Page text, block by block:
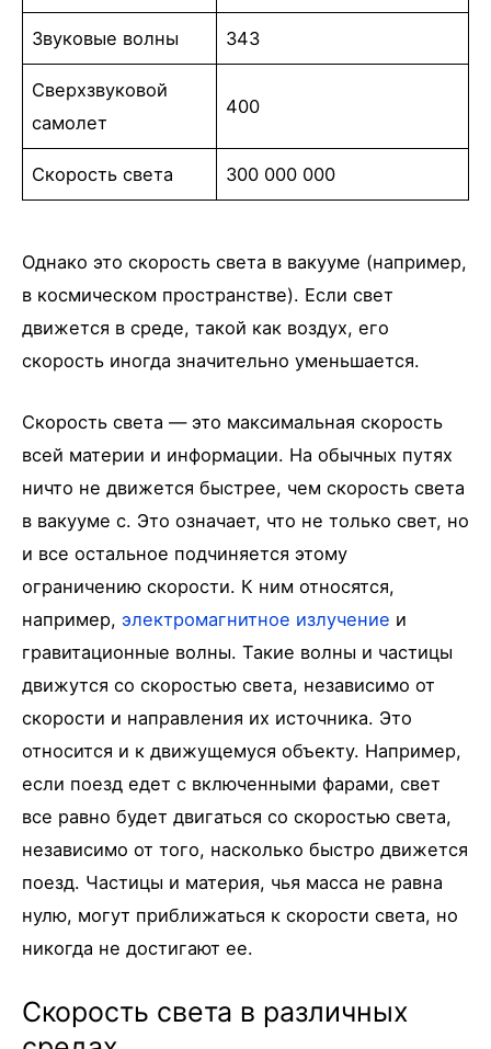
Звуковые волны 343
Сверхзвуковой
самолет
400
Скорость света 300 000 000
Однако это скорость света в вакууме (например,
в космическом пространстве). Если свет
движется в среде, такой как воздух, его
скорость иногда значительно уменьшается.
Скорость света — это максимальная скорость
всей материи и информации. На обычных путях
ничто не движется быстрее, чем скорость света
в вакууме c. Это означает, что не только свет, но
и все остальное подчиняется этому
ограничению скорости. К ним относятся,
например, электромагнитное излучение и
гравитационные волны. Такие волны и частицы
движутся со скоростью света, независимо от
скорости и направления их источника. Это
относится и к движущемуся объекту. Например,
если поезд едет с включенными фарами, свет
все равно будет двигаться со скоростью света,
независимо от того, насколько быстро движется
поезд. Частицы и материя, чья масса не равна
нулю, могут приближаться к скорости света, но
никогда не достигают ее.
Скорость света в различных